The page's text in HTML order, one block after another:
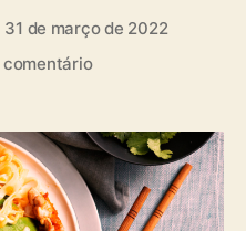
a31 de março de 2022
comentárioe
L
I
S
T